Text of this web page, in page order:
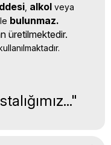
alkol
bulunmaz.
üretilmektedir.